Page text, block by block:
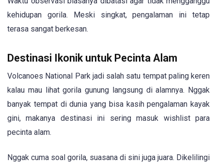
kehidupan gorila. Meski singkat, pengalaman ini tetap
terasa sangat berkesan.
Destinasi Ikonik untuk Pecinta Alam
Volcanoes National Park jadi salah satu tempat paling keren
kalau mau lihat gorila gunung langsung di alamnya. Nggak
banyak tempat di dunia yang bisa kasih pengalaman kayak
gini, makanya destinasi ini sering masuk wishlist para
pecinta alam.
Nggak cuma soal gorila, suasana di sini juga juara. Dikelilingi